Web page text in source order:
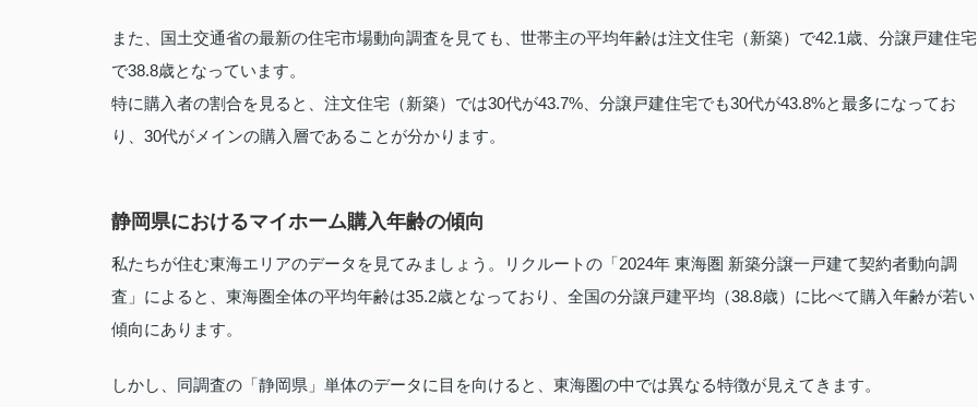
また、国土交通省の最新の住宅市場動向調査を見ても、世帯主の平均年齢は注文住宅（新築）で42.1歳、分譲戸建住宅
で38.8歳となっています。
特に購入者の割合を見ると、注文住宅（新築）では30代が43.7%、分譲戸建住宅でも30代が43.8%と最多になってお
り、30代がメインの購入層であることが分かります。
静岡県におけるマイホーム購入年齢の傾向
私たちが住む東海エリアのデータを見てみましょう。リクルートの「2024年 東海圏 新築分譲一戸建て契約者動向調
査」によると、東海圏全体の平均年齢は35.2歳となっており、全国の分譲戸建平均（38.8歳）に比べて購入年齢が若い
傾向にあります。
しかし、同調査の「静岡県」単体のデータに目を向けると、東海圏の中では異なる特徴が見えてきます。